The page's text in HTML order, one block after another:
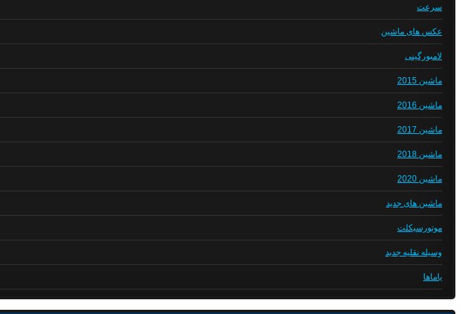
سرعت
عکس های ماشین
لامبورگینی
ماشین 2015
ماشین 2016
ماشین 2017
ماشین 2018
ماشین 2020
ماشین های جدید
موتورسیکلت
وسیله نقلیه جدید
یاماها